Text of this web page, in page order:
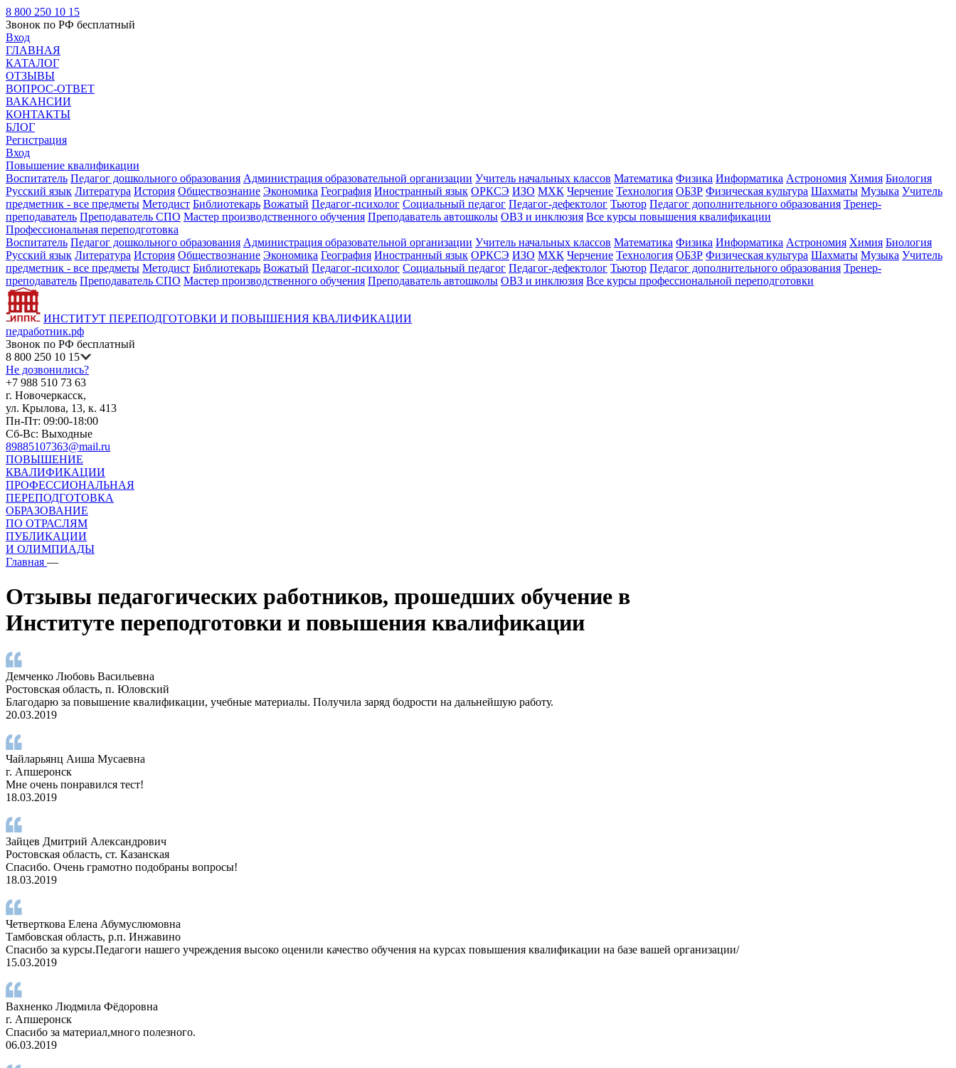
8 800 250 10 15
Звонок по РФ бесплатный
Вход
ГЛАВНАЯ
КАТАЛОГ
ОТЗЫВЫ
ВОПРОС-ОТВЕТ
ВАКАНСИИ
КОНТАКТЫ
БЛОГ
Регистрация
Вход
Повышение квалификации
Воспитатель Педагог дошкольного образования Администрация образовательной организации Учитель начальных классов Математика Физика Информатика Астрономия Химия Биология
Русский язык Литература История Обществознание Экономика География Иностранный язык ОРКСЭ ИЗО МХК Черчение Технология ОБЗР Физическая культура Шахматы Музыка Учитель
предметник - все предметы Методист Библиотекарь Вожатый Педагог-психолог Социальный педагог Педагог-дефектолог Тьютор Педагог дополнительного образования Тренер-
преподаватель Преподаватель СПО Мастер производственного обучения Преподаватель автошколы ОВЗ и инклюзия Все курсы повышения квалификации
Профессиональная переподготовка
Воспитатель Педагог дошкольного образования Администрация образовательной организации Учитель начальных классов Математика Физика Информатика Астрономия Химия Биология
Русский язык Литература История Обществознание Экономика География Иностранный язык ОРКСЭ ИЗО МХК Черчение Технология ОБЗР Физическая культура Шахматы Музыка Учитель
предметник - все предметы Методист Библиотекарь Вожатый Педагог-психолог Социальный педагог Педагог-дефектолог Тьютор Педагог дополнительного образования Тренер-
преподаватель Преподаватель СПО Мастер производственного обучения Преподаватель автошколы ОВЗ и инклюзия Все курсы профессиональной переподготовки
ИНСТИТУТ ПЕРЕПОДГОТОВКИ И ПОВЫШЕНИЯ КВАЛИФИКАЦИИ
педработник.рф
Звонок по РФ бесплатный
8 800 250 10 15
Не дозвонились?
+7 988 510 73 63
г. Новочеркасск,
ул. Крылова, 13, к. 413
Пн-Пт: 09:00-18:00
Сб-Вс: Выходные
89885107363@mail.ru
ПОВЫШЕНИЕ
КВАЛИФИКАЦИИ
ПРОФЕССИОНАЛЬНАЯ
ПЕРЕПОДГОТОВКА
ОБРАЗОВАНИЕ
ПО ОТРАСЛЯМ
ПУБЛИКАЦИИ
И ОЛИМПИАДЫ
Главная —
Отзывы педагогических работников, прошедших обучение в
Институте переподготовки и повышения квалификации
Демченко Любовь Васильевна
Ростовская область, п. Юловский
Благодарю за повышение квалификации, учебные материалы. Получила заряд бодрости на дальнейшую работу.
20.03.2019
Чайларьянц Аиша Мусаевна
г. Апшеронск
Мне очень понравился тест!
18.03.2019
Зайцев Дмитрий Александрович
Ростовская область, ст. Казанская
Спасибо. Очень грамотно подобраны вопросы!
18.03.2019
Четверткова Елена Абумуслюмовна
Тамбовская область, р.п. Инжавино
Спасибо за курсы.Педагоги нашего учреждения высоко оценили качество обучения на курсах повышения квалификации на базе вашей организации/
15.03.2019
Вахненко Людмила Фёдоровна
г. Апшеронск
Спасибо за материал,много полезного.
06.03.2019